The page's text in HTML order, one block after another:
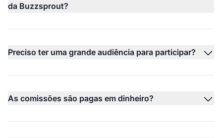
da Buzzsprout?
Preciso ter uma grande audiência para participar?
As comissões são pagas em dinheiro?